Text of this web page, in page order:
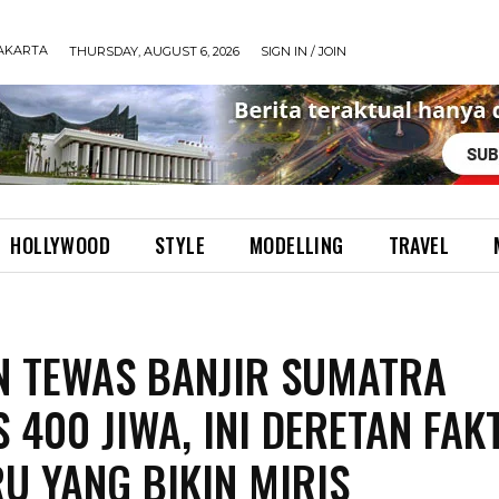
THURSDAY, AUGUST 6, 2026 SIGN IN / JOIN
HOLLYWOOD STYLE MODELLING TRAVEL
TEWAS BANJIR SUMATRA
400 JIWA, INI DERETAN
YANG BIKIN MIRIS